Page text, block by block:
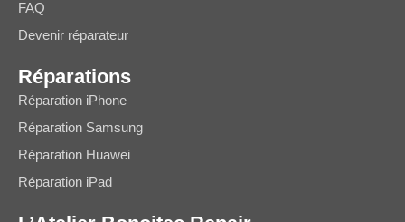
FAQ
Devenir réparateur
Réparations
Réparation iPhone
Réparation Samsung
Réparation Huawei
Réparation iPad